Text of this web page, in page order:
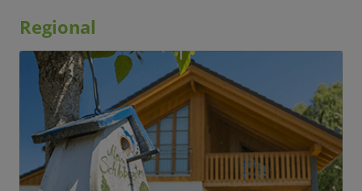
Regional